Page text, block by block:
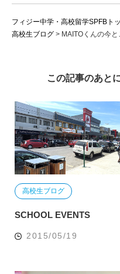
フィジー中学・高校留学SPFBト
高校生ブログ > MAITOくんの今
この記事のあと
高校生ブログ
SCHOOL EVENTS
2015/05/19